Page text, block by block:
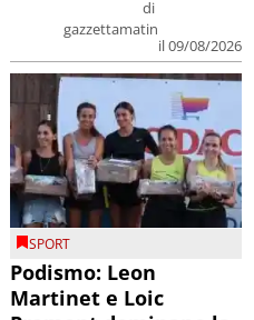
di
gazzettamatin
il 09/08/2026
SPORT
Podismo: Leon
Martinet e Loic